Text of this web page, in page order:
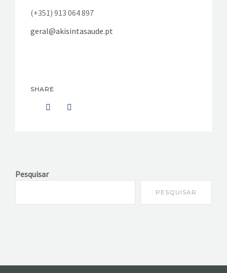
(+351) 913 064 897
geral@akisintasaude.pt
SHARE
Pesquisar
PESQUISAR